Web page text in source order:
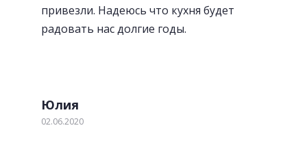
привезли. Надеюсь что кухня будет
радовать нас долгие годы.
Юлия
02.06.2020